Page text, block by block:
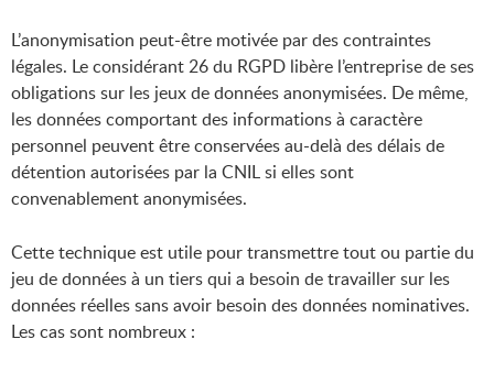
L’anonymisation peut-être motivée par des contraintes
légales. Le considérant 26 du RGPD libère l’entreprise de ses
obligations sur les jeux de données anonymisées. De même,
les données comportant des informations à caractère
personnel peuvent être conservées au-delà des délais de
détention autorisées par la CNIL si elles sont
convenablement anonymisées.
Cette technique est utile pour transmettre tout ou partie du
jeu de données à un tiers qui a besoin de travailler sur les
données réelles sans avoir besoin des données nominatives.
Les cas sont nombreux :